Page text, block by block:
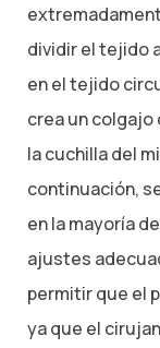
dividir el tejido
en el tejido
crea un colgajo
la cuchilla del
continuación,
en la mayoría
ajustes
permitir que el
ya que el